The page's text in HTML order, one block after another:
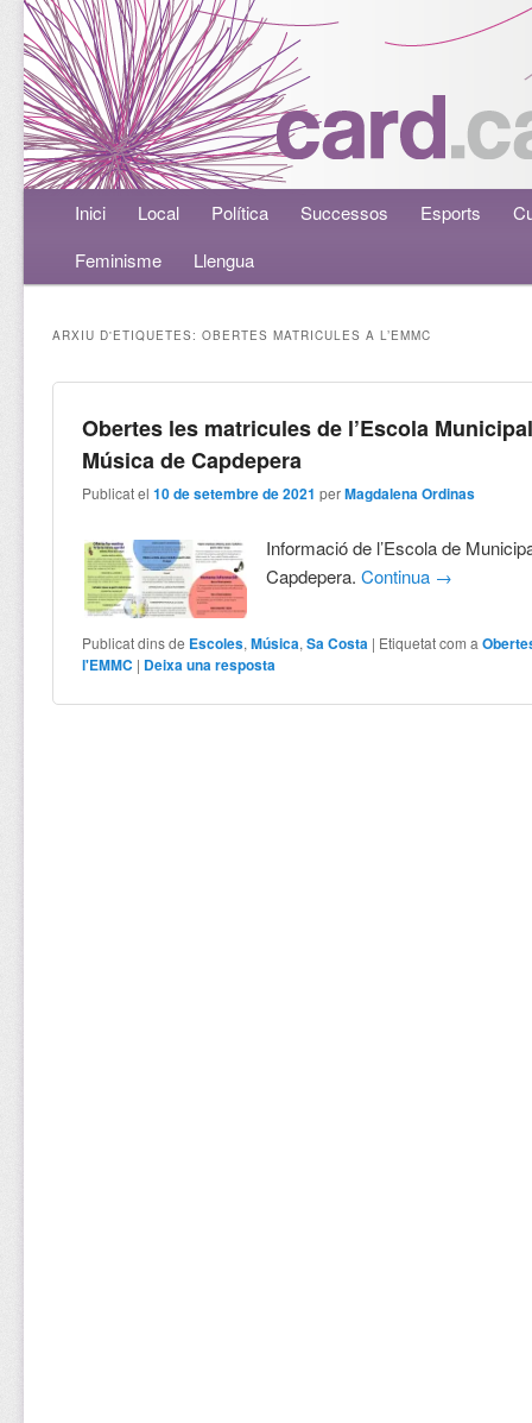
Menú principalAneu al contingut principal
Aneu al contingut secundari
Inici Local Política Successos Esports
Feminisme
Llengua
ARXIU D'ETIQUETES:OBERTES MATRICULES A L’EMMC
Obertes les matricules de l’Escola
Música de Capdepera
Publicat el10 de setembre de 2021 perMagdalena Ordinas
Informació de l’Escola de
Capdepera.Continua →
Publicat dins de Escoles,Música,Sa Costa | Etiquetat com a
l'EMMC | Deixa una resposta